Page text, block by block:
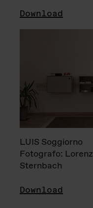
Download
LUIS Soggiorno
Fotografo: Lorenz
Sternbach
Download